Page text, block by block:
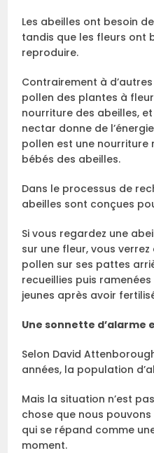
Les abeilles ont besoin
tandis que les fleurs ont
reproduire.
Contrairement à
pollen des plantes à
nourriture des abeilles,
nectar donne de
pollen est une nourriture
bébés des abeilles.
Dans le processus de
abeilles sont conçues
Si vous regardez une
sur une fleur, vous
pollen sur ses pattes
recueillies puis
jeunes après avoir
Une sonnette d’alarme
Selon David
années, la population
Mais la situation n’est
chose que nous
qui se répand comme
moment.